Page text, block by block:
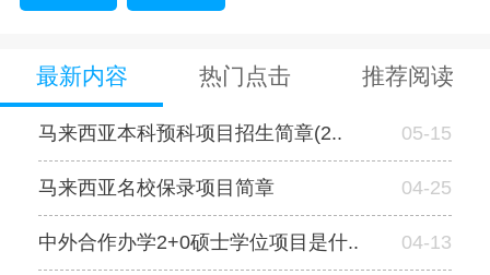
最新内容 热门点击 推荐阅读
马来西亚本科预科项目招生简章(2.. 05-15
马来西亚名校保录项目简章 04-25
中外合作办学2+0硕士学位项目是什.. 04-13